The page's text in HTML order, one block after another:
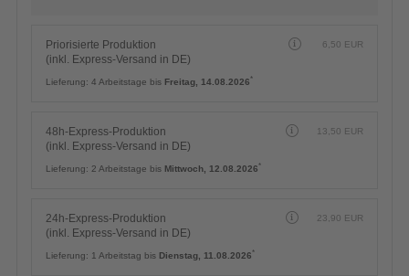
Priorisierte Produktion
(inkl. Express-Versand in DE)
6,50 EUR
Lieferung: 4 Arbeitstage bis Freitag, 14.08.2026*
48h-Express-Produktion
(inkl. Express-Versand in DE)
13,50 EUR
Lieferung: 2 Arbeitstage bis Mittwoch, 12.08.2026*
24h-Express-Produktion
(inkl. Express-Versand in DE)
23,90 EUR
Lieferung: 1 Arbeitstag bis Dienstag, 11.08.2026*